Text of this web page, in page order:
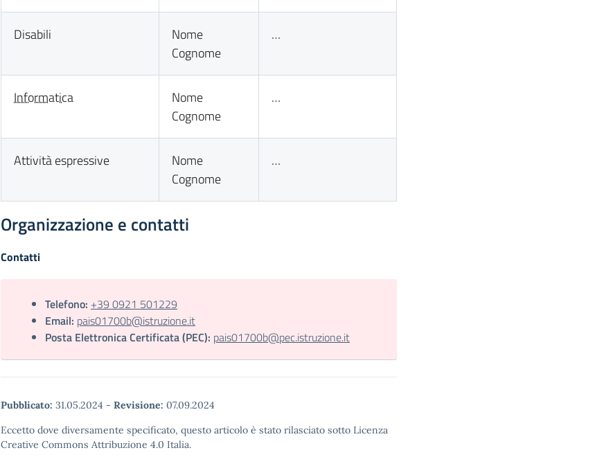
Disabili
Nome
Cognome
…
Informatica
Nome
Cognome
…
Attività espressive
Nome
Cognome
…
Organizzazione e contatti
Contatti
Telefono: +39 0921 501229
Email: pais01700b@istruzione.it
Posta Elettronica Certificata (PEC): pais01700b@pec.istruzione.it
Pubblicato: 31.05.2024 - Revisione: 07.09.2024
Eccetto dove diversamente specificato, questo articolo è stato rilasciato sotto Licenza
Creative Commons Attribuzione 4.0 Italia.